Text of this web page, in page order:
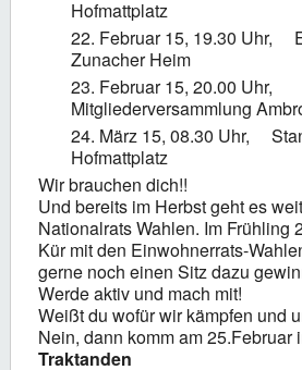
Hofmattplatz
Februar 15, 19.30 Uhr,
Zunacher Heim
Februar 15, 20.00 Uhr,
Mitgliederversammlung
März 15, 08.30 Uhr,
Hofmattplatz
Wir brauchen dich!!
Und bereits im Herbst geht es
Nationalrats Wahlen. Im Frühling
Kür mit den Einwohnerrats-
gerne noch einen Sitz dazu
Werde aktiv und mach mit!
Weißt du wofür wir kämpfen und
Nein, dann komm am 25.Februar
Traktanden